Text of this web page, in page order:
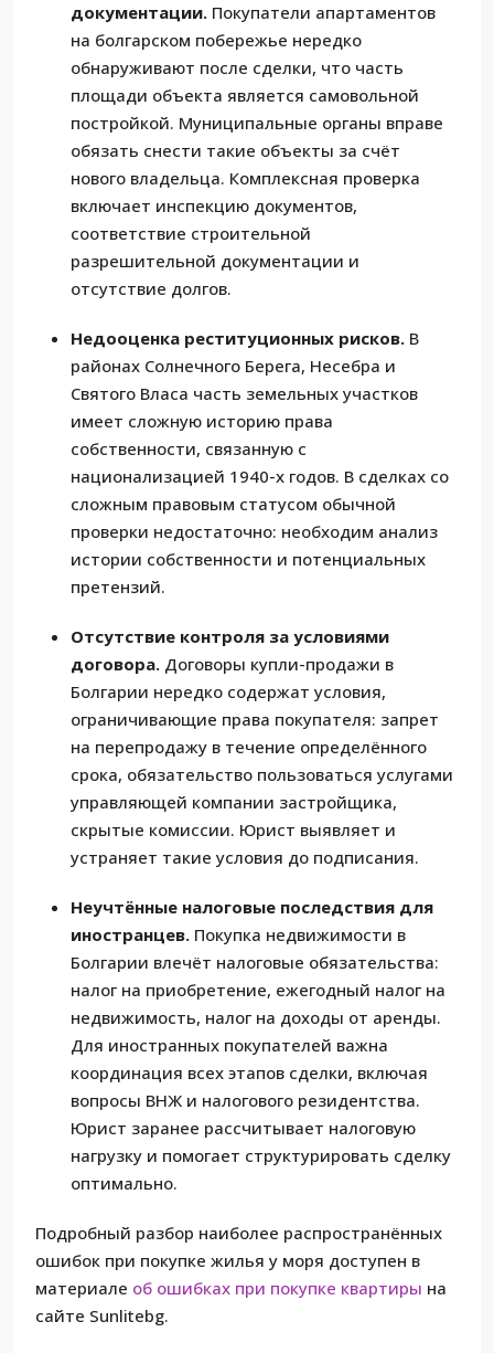
документации. Покупатели апартаментов
на болгарском побережье нередко
обнаруживают после сделки, что часть
площади объекта является самовольной
постройкой. Муниципальные органы вправе
обязать снести такие объекты за счёт
нового владельца. Комплексная проверка
включает инспекцию документов,
соответствие строительной
разрешительной документации и
отсутствие долгов.
Недооценка реституционных рисков. В
районах Солнечного Берега, Несебра и
Святого Власа часть земельных участков
имеет сложную историю права
собственности, связанную с
национализацией 1940-х годов. В сделках со
сложным правовым статусом обычной
проверки недостаточно: необходим анализ
истории собственности и потенциальных
претензий.
Отсутствие контроля за условиями
договора. Договоры купли-продажи в
Болгарии нередко содержат условия,
ограничивающие права покупателя: запрет
на перепродажу в течение определённого
срока, обязательство пользоваться услугами
управляющей компании застройщика,
скрытые комиссии. Юрист выявляет и
устраняет такие условия до подписания.
Неучтённые налоговые последствия для
иностранцев. Покупка недвижимости в
Болгарии влечёт налоговые обязательства:
налог на приобретение, ежегодный налог на
недвижимость, налог на доходы от аренды.
Для иностранных покупателей важна
координация всех этапов сделки, включая
вопросы ВНЖ и налогового резидентства.
Юрист заранее рассчитывает налоговую
нагрузку и помогает структурировать сделку
оптимально.
Подробный разбор наиболее распространённых
ошибок при покупке жилья у моря доступен в
материале об ошибках при покупке квартиры на
сайте Sunlitebg.